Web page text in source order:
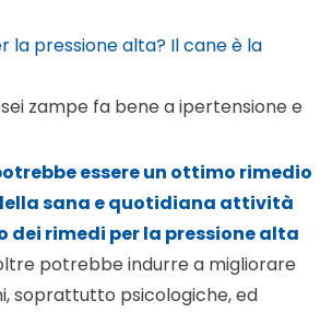
la pressione alta? Il cane è la
zampe fa bene a ipertensione e
essere un ottimo rimedio
sana e quotidiana attività
dei rimedi per la pressione alta
potrebbe indurre a migliorare
soprattutto psicologiche, ed